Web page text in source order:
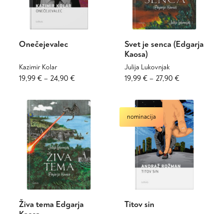
Onečejevalec
Kazimir Kolar
19,99 € – 24,90 €Cenovni
od
19,99 €
do
24,90 €
Ta
ima
več
različic.
Možnosti
lahko
izberete
na
strani
izdelka
Svet je senca (Edgarja
Kaosa)
Julija Lukovnjak
19,99 € – 27,90 €Cenovni
od
19,99 €
do
27,90 €
Ta
ima
več
različic.
Možnosti
lahko
izberete
na
Živa tema Edgarja
nominacija
Titov sin